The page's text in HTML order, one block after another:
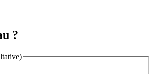
?